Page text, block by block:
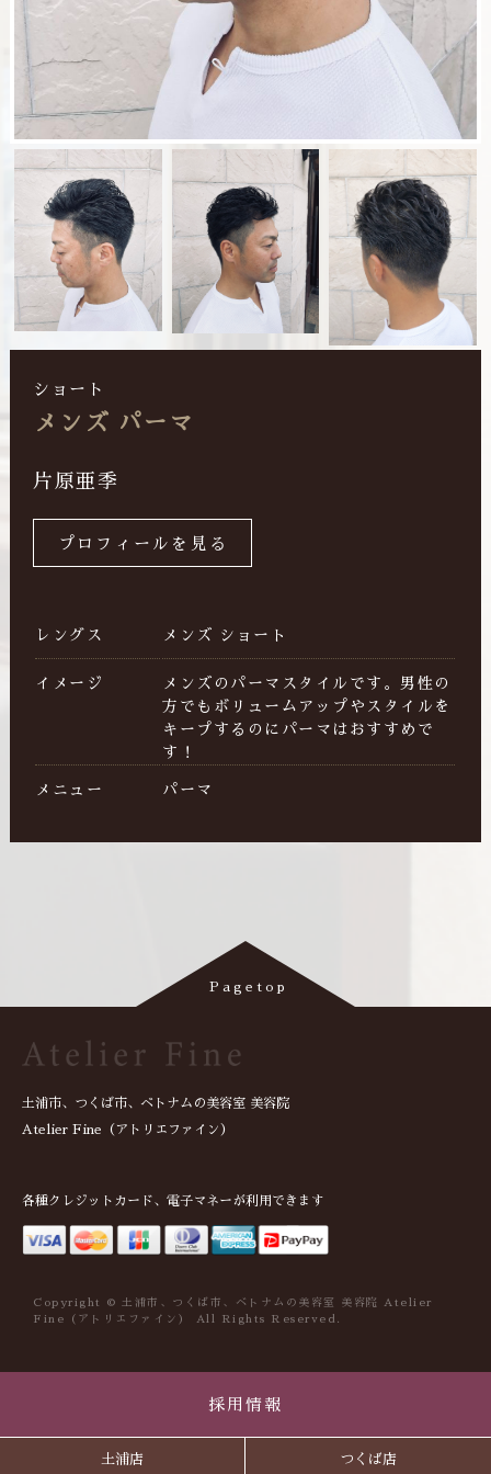
ショート
メンズ パーマ
片原亜季
プロフィールを見る
レングス メンズ ショート
イメージ
メンズのパーマスタイルです。男性の
方でもボリュームアップやスタイルを
キープするのにパーマはおすすめで
す！
メニュー パーマ
土浦市、つくば市、ベトナムの美容室 美容院
Atelier Fine（アトリエファイン）
各種クレジットカード、電子マネーが利用できます
Copyright © 土浦市、つくば市、ベトナムの美容室 美容院 Atelier
Fine（アトリエファイン） All Rights Reserved.
採用情報
土浦店 つくば店